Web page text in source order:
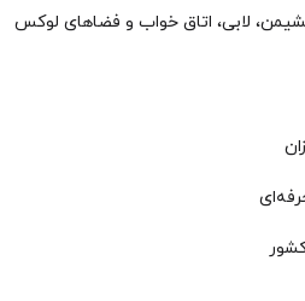
لابی، اتاق خواب و فضاهای لوکس